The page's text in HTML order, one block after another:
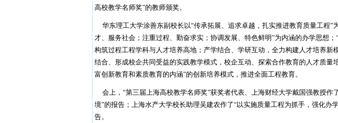
高校教学名师奖”的教师颁奖。
华东理工大学涂善东副校长以“传承拓展、追求卓越，扎实推进教育质量工程”
才、服务社会；注重过程、勤奋求实；协调发展、特色鲜明”为内涵的办学思想；
构筑过程工程学科与人才培养高地；产学结合、学研互动，全力构建人才培养新
结合、形成校企共同受益的实践教学模式，校企互动、探索合作教育的人才质量
富创新教育和素质教育的内涵”的创新培养模式，推进全面工程教育。
会上，“第三届上海高校教学名师奖”获奖者代表、上海财经大学戴国强教授作
境”的报告；上海水产大学校长助理吴建农作了“以实施质量工程为抓手，强化办
告。